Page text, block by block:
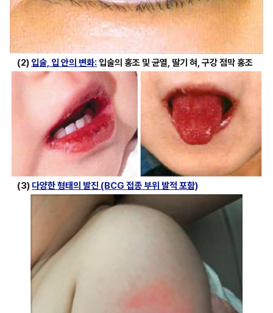
(2) 입술, 입 안의 변화: 입술의 홍조 및 균열, 딸기 혀, 구강 점막 홍조
(3) 다양한 형태의 발진 (BCG 접종 부위 발적 포함)